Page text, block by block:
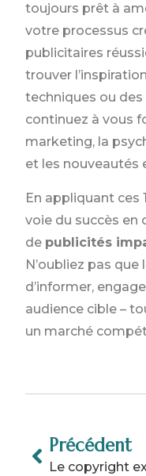
toujours prêt à
votre processus
publicitaires
trouver
techniques ou des
continuez à vous
marketing, la
et les nouveautés
En appliquant ces
voie du succès en
de publicités
N’oubliez pas
d’informer,
audience cible –
un marché
Précédent